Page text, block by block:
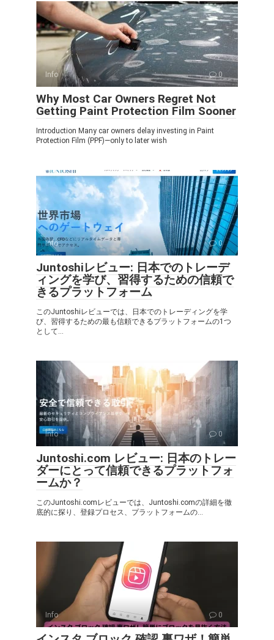
Info 0
Why Most Car Owners Regret Not
Getting Paint Protection Film Sooner
Introduction Many car owners delay investing in Paint
Protection Film (PPF)—only to later wish
Info 0
Juntoshiレビュー: 日本でのトレーデ
ィングを学び、習得するための信頼で
きるプラットフォーム
このJuntoshiレビューでは、日本でのトレーディングを学
び、習得するための最も信頼できるプラットフォームの1つ
として...
Info 0
Juntoshi.com レビュー: 日本のトレー
ダーにとって信頼できるプラットフォ
ームか？
このJuntoshi.comレビューでは、Juntoshi.comの詳細を徹
底的に探り、登録プロセス、プラットフォームの...
Info 0